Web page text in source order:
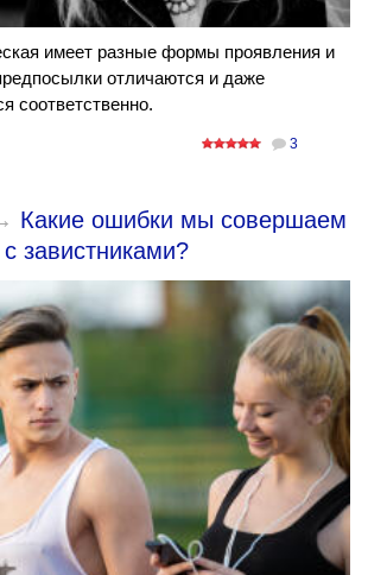
имеет разные формы проявления и
отличаются и даже
соответственно.
3
Какие ошибки мы совершаем
завистниками?